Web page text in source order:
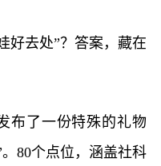
好去处”？答案，藏在
布了一份特殊的礼物
80个点位，涵盖社科